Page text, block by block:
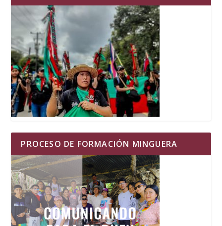
PROCESO DE FORMACIÓN MINGUERA